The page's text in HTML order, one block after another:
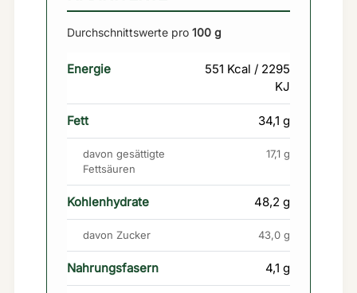
Durchschnittswerte pro 100 g
Energie
551 Kcal / 2295
KJ
Fett 34,1 g
davon gesättigte
Fettsäuren
17,1 g
Kohlenhydrate 48,2 g
davon Zucker 43,0 g
Nahrungsfasern 4,1 g